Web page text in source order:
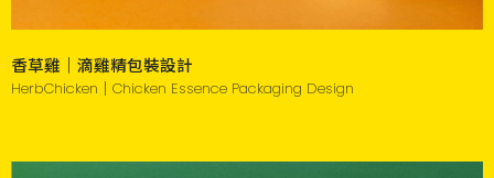
香草雞｜滴雞精包裝設計
HerbChicken｜Chicken Essence Packaging Design